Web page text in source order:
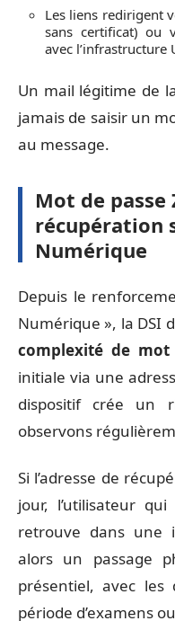
Les liens redirigent
sans certificat) ou
avec l’infrastructure
Un mail légitime de
jamais de saisir un
au message.
Mot de
récupération
Numérique
Depuis le
Numérique », la DSI
complexité de mot
initiale via une
dispositif crée un
observons
Si l’adresse de
jour, l’utilisateur
retrouve dans une
alors un passage
présentiel, avec
période d’examens